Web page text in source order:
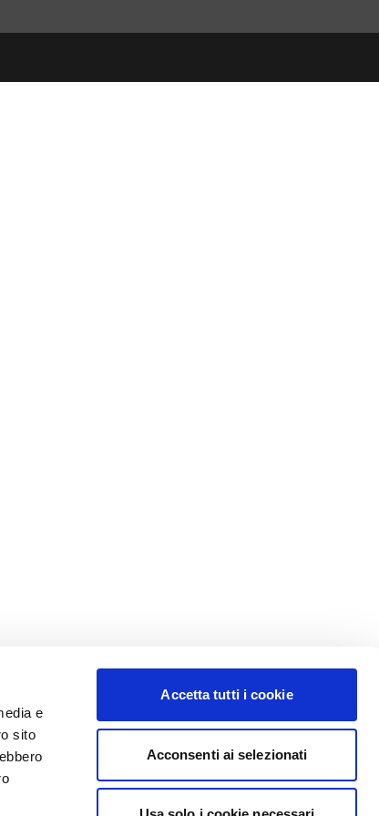
e
sito
Accetta tutti i cookie
Acconsenti ai selezionati